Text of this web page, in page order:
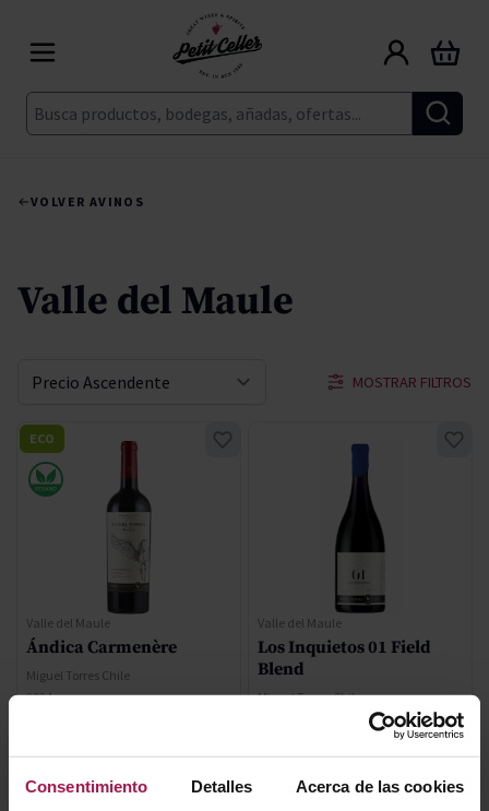
Consentimiento Detalles Acerca de las cookies
Buscar
Carrito
VOLVER AVINOS
Valle del Maule
MOSTRAR FILTROS
Ordenar por
Valle del Maule
Ándica Carmenère
Miguel Torres Chile
2024
13,80 €
ECO
Valle del Maule
Los Inquietos 01 Field
Blend
Miguel Torres Chile
57,50 €